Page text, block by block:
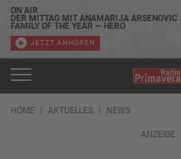
ON AIR
DER MITTAG MIT ANAMARIJA ARSENOVIC
FAMILY OF THE YEAR — HERO
JETZT ANHÖREN
HOME AKTUELLES NEWS
ANZEIGE